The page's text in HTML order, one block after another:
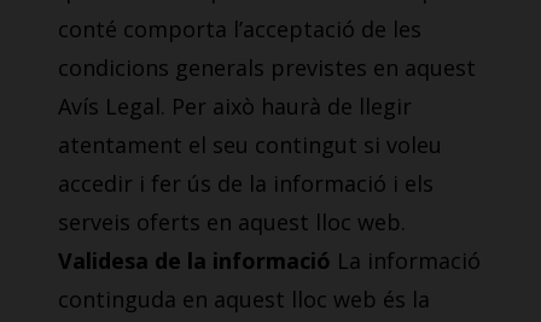
conté comporta l’acceptació de les
condicions generals previstes en aquest
Avís Legal. Per això haurà de llegir
atentament el seu contingut si voleu
accedir i fer ús de la informació i els
serveis oferts en aquest lloc web.
Validesa de la informació La informació
continguda en aquest lloc web és la